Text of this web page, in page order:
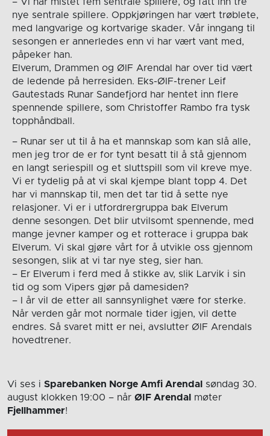
nye sentrale spillere. Oppkjøringen har vært trøblete,
med langvarige og kortvarige skader. Vår inngang til
sesongen er annerledes enn vi har vært vant med,
påpeker han.
Elverum, Drammen og ØIF Arendal har over tid vært
de ledende på herresiden. Eks-ØIF-trener Leif
Gautestads Runar Sandefjord har hentet inn flere
spennende spillere, som Christoffer Rambo fra tysk
topphåndball.
– Runar ser ut til å ha et mannskap som kan slå alle,
men jeg tror de er for tynt besatt til å stå gjennom
en langt seriespill og et sluttspill som vil kreve mye.
Vi er tydelig på at vi skal kjempe blant topp 4. Det
har vi mannskap til, men det tar tid å sette nye
relasjoner. Vi er i utfordrergruppa bak Elverum
denne sesongen. Det blir utvilsomt spennende, med
mange jevner kamper og et rotterace i gruppa bak
Elverum. Vi skal gjøre vårt for å utvikle oss gjennom
sesongen, slik at vi tar nye steg, sier han.
– Er Elverum i ferd med å stikke av, slik Larvik i sin
tid og som Vipers gjør på damesiden?
– I år vil de etter all sannsynlighet være for sterke.
Når verden går mot normale tider igjen, vil dette
endres. Så svaret mitt er nei, avslutter ØIF Arendals
hovedtrener.
Vi ses i Sparebanken Norge Amfi Arendal
søndag 30.
august klokken 19:00 – når ØIF Arendal
møter
Fjellhammer!